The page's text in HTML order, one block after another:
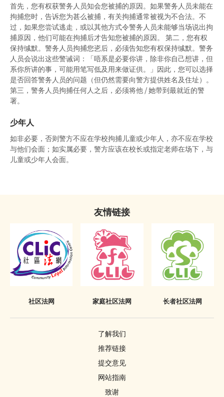
书面供词
感化令
劳教中心
教导所
更生中心
感化院
医院令
戒毒所令
没收
吊销驾驶执照
签保守行为
有条件或无条件释放
针对家长或监护人的命令
警司警诫计划
《罪犯自新条例》
《罪犯自新条例》与缓刑
《罪犯自新条例》与羁留的命令
《罪犯自新条例》与社会服务令
《罪犯自新条例》与性罪行定罪纪录查核计划
「已丧失时效」的定罪之含义
不当披露已丧失时效之定罪的惩罚
《罪犯自新条例》只适用于香港
首先，您有权获警务人员知会您被捕的原因。如果警务人员未能在
拘捕您时，告诉您为甚么被捕，有关拘捕通常被视为不合法。不
过，如果您尝试逃走，或以其他方式令警务人员未能够当场说出拘
捕原因，他们可能在拘捕后才告知您被捕的原因。 第二，您有权
保持缄默。警务人员拘捕您乲后，必须告知您有权保持缄默。警务
人员会说出这些警诫词：「唔系是必要你讲，除非你自己想讲，但
系你所讲的事，可能用笔写低及用来做证供。」因此，您可以选择
是否回答警务人员的问题（但仍然需要向警方提供姓名及住址）。
第三，警务人员拘捕任何人之后，必须将他 / 她带到最就近的警
署。
少年人
如非必要，否则警方不应在学校拘捕儿童或少年人，亦不应在学校
与他们会面；如实属必要，警方应该在校长或指定老师在场下，与
儿童或少年人会面。
友情链接
社区法网 家庭社区法网 长者社区法网
了解我们
推荐链接
提交意见
网站指南
致谢